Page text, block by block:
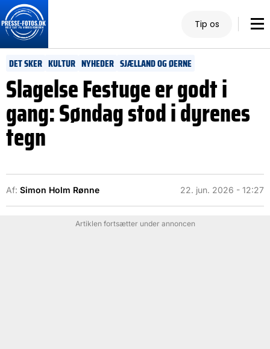
Tip os
DET SKER KULTUR NYHEDER SJÆLLAND OG ØERNE
Slagelse Festuge er godt i
gang: Søndag stod i dyrenes
tegn
Af: Simon Holm Rønne 22. jun. 2026 - 12:27
Artiklen fortsætter under annoncen